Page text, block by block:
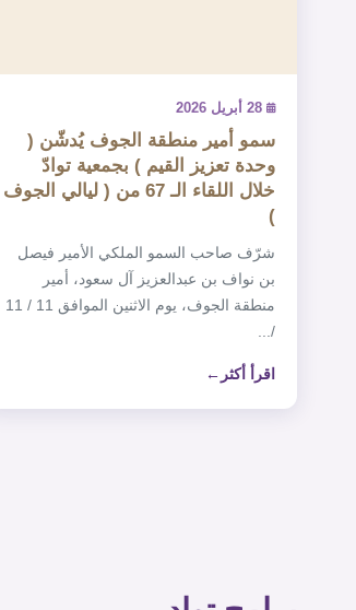
28 أبريل 2026
سمو أمير منطقة الجوف يُدشّن (
وحدة تعزيز القيم ) بجمعية توادّ
خلال اللقاء الـ 67 من ( ليالي الجوف
)
شرّف صاحب السمو الملكي الأمير فيصل
بن نواف بن عبدالعزيز آل سعود، أمير
منطقة الجوف، يوم الاثنين الموافق 11 / 11
/...
اقرأ أكثر